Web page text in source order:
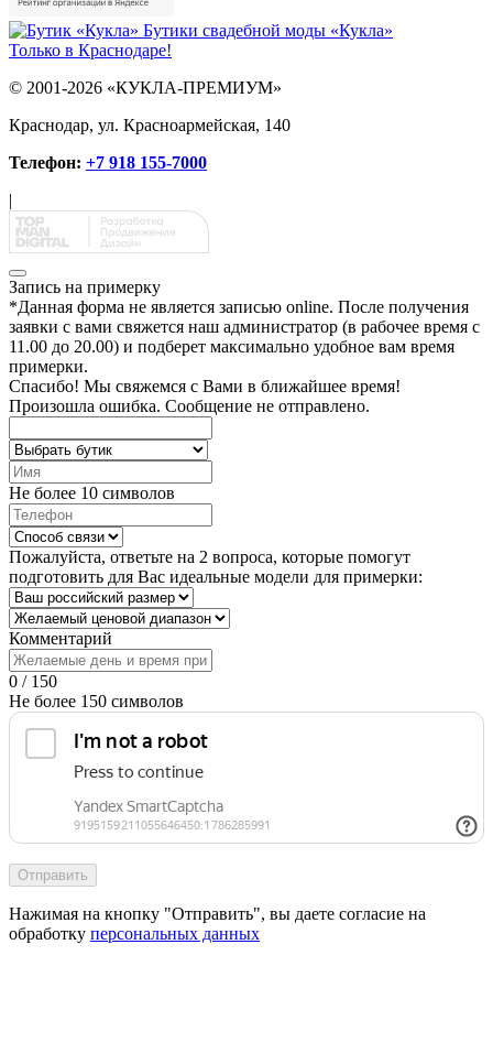
Бутики свадебной моды «Кукла»
Только в Краснодаре!
© 2001-2026 «КУКЛА-ПРЕМИУМ»
Краснодар, ул. Красноармейская, 140
Телефон: +7 918 155-7000
|
Запись на примерку
*Данная форма не является записью online. После получения
заявки с вами свяжется наш администратор (в рабочее время с
11.00 до 20.00) и подберет максимально удобное вам время
примерки.
Спасибо! Мы свяжемся с Вами в ближайшее время!
Произошла ошибка. Сообщение не отправлено.
Не более 10 символов
Пожалуйста, ответьте на 2 вопроса, которые помогут
подготовить для Вас идеальные модели для примерки:
Комментарий
0 / 150
Не более 150 символов
Отправить
Нажимая на кнопку "Отправить", вы даете согласие на
обработку персональных данных